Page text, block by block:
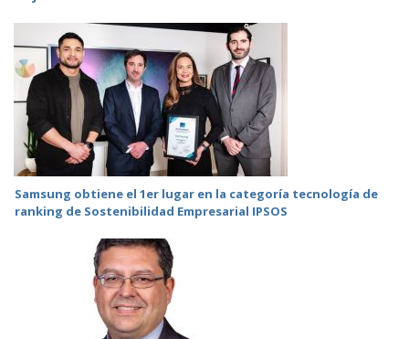
Samsung obtiene el 1er lugar en la categoría tecnología de
ranking de Sostenibilidad Empresarial IPSOS